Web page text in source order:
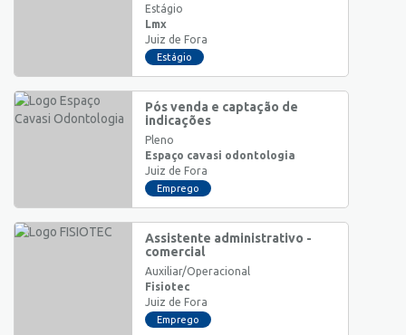
Estágio
Lmx
Juiz de Fora
Estágio
Pós venda e captação de
indicações
Pleno
Espaço cavasi odontologia
Juiz de Fora
Emprego
Assistente administrativo -
comercial
Auxiliar/Operacional
Fisiotec
Juiz de Fora
Emprego